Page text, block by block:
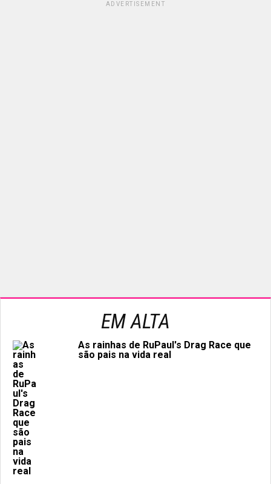
ADVERTISEMENT
EM ALTA
As rainhas de RuPaul's Drag Race que
são pais na vida real